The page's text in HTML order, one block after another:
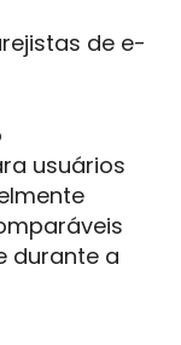
de e-
usuários
durante a